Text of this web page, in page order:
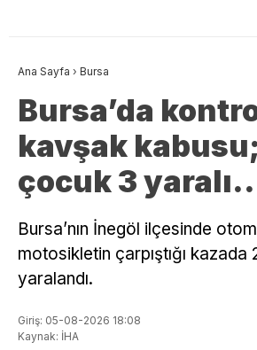
Ana Sayfa › Bursa
Bursa’da
kavşak
çocuk 3
Bursa’nın İnegöl ilçesinde
motosikletin çarpıştığı kazada
yaralandı.
Giriş: 05-08-2026 18:08
Kaynak: İHA